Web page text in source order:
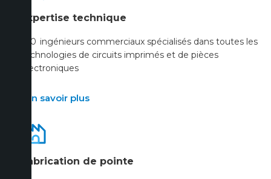
Expertise technique
140 ingénieurs commerciaux spécialisés dans toutes les
technologies de circuits imprimés et de pièces
électroniques
En savoir plus
Fabrication de pointe